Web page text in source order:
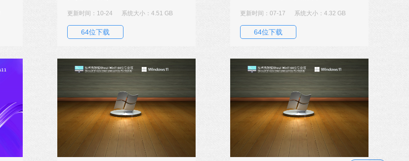
更新时间：10-24 系统大小：4.51 GB
64位下载
更新时间：07-17 系统大小：4.32 GB
64位下载